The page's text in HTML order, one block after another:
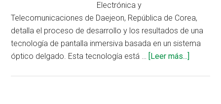
Electrónica y
Telecomunicaciones de Daejeon, República de Corea,
detalla el proceso de desarrollo y los resultados de una
tecnología de pantalla inmersiva basada en un sistema
óptico delgado. Esta tecnología está … [Leer más...]